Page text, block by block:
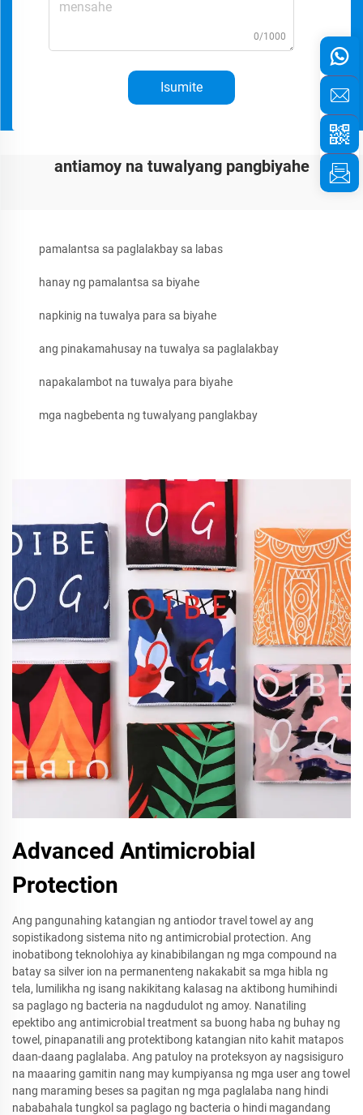
0/1000
Isumite
antiamoy na tuwalyang pangbiyahe
pamalantsa sa paglalakbay sa labas
hanay ng pamalantsa sa biyahe
napkinig na tuwalya para sa biyahe
ang pinakamahusay na tuwalya sa paglalakbay
napakalambot na tuwalya para biyahe
mga nagbebenta ng tuwalyang panglakbay
Advanced Antimicrobial
Protection
Ang pangunahing katangian ng antiodor travel towel ay ang
sopistikadong sistema nito ng antimicrobial protection. Ang
inobatibong teknolohiya ay kinabibilangan ng mga compound na
batay sa silver ion na permanenteng nakakabit sa mga hibla ng
tela, lumilikha ng isang nakikitang kalasag na aktibong humihindi
sa paglago ng bacteria na nagdudulot ng amoy. Nanatiling
epektibo ang antimicrobial treatment sa buong haba ng buhay ng
towel, pinapanatili ang protektibong katangian nito kahit matapos
daan-daang paglalaba. Ang patuloy na proteksyon ay nagsisiguro
na maaaring gamitin nang may kumpiyansa ng mga user ang towel
nang maraming beses sa pagitan ng mga paglalaba nang hindi
nababahala tungkol sa paglago ng bacteria o hindi magandang